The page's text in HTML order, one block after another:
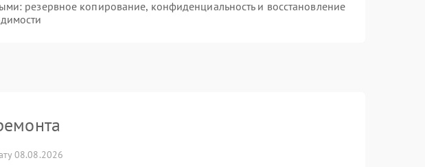
резервное копирование, конфиденциальность и восстановление
08.08.2026